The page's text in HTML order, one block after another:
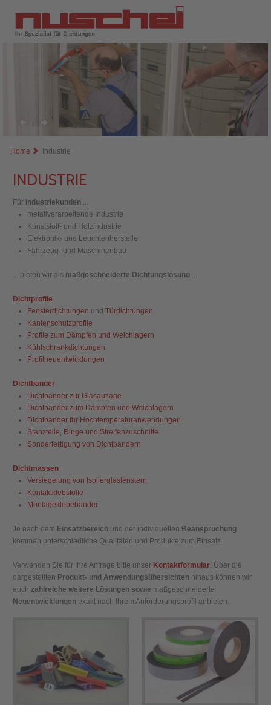
Home Industrie
INDUSTRIE
Für Industriekunden
metallverarbeitende Industrie
Kunststoff- und Holzindustrie
Elektronik- und Leuchtenhersteller
Fahrzeug- und Maschinenbau
... bieten wir als maßgeschneiderte Dichtungslösung
Dichtprofile
Fensterdichtungen undTürdichtungen
Kantenschutzprofile
Profile zum Dämpfen und Weichlagern
Kühlschrankdichtungen
Profilneuentwicklungen
Dichtbänder
Dichtbänder zur Glasauflage
Dichtbänder zum Dämpfen und Weichlagern
Dichtbänder für Hochtemperaturanwendungen
Stanzteile, Ringe und Streifenzuschnitte
Sonderfertigung von Dichtbändern
Dichtmassen
Versiegelung von Isolierglasfenstern
Kontaktklebstoffe
Montageklebebänder
Je nach dem Einsatzbereich und der individuellen Beanspruchung
kommen unterschiedliche Qualitäten und Produkte zum Einsatz.
Verwenden Sie für Ihre Anfrage bitte unser Kontaktformular . Über die
dargestellten Produkt- und Anwendungsübersichten hinaus können wir
auch zahlreiche weitere Lösungen sowie maßgeschneiderte
Neuentwicklungen exakt nach Ihrem Anforderungsprofil anbieten.